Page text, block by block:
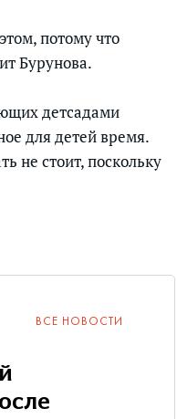
потому что
Бурунова.
детсадами
для детей время.
не стоит, поскольку
ВСЕ НОВОСТИ